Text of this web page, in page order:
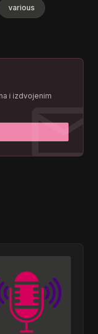
various
i izdvojenim